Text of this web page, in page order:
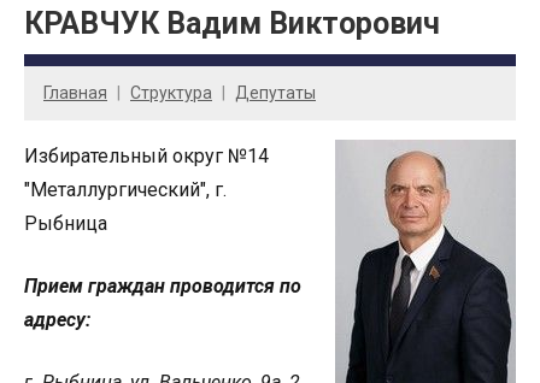
КРАВЧУК Вадим Викторович
Главная Cтруктура Депутаты
Избирательный округ №14
"Металлургический", г.
Рыбница
Прием граждан проводится по
адресу: